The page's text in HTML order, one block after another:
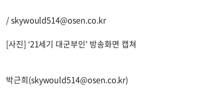
/skywould514@osen.co.kr
[사진] ‘21세기 대군부인' 방송화면 캡쳐
박근희(skywould514@osen.co.kr)